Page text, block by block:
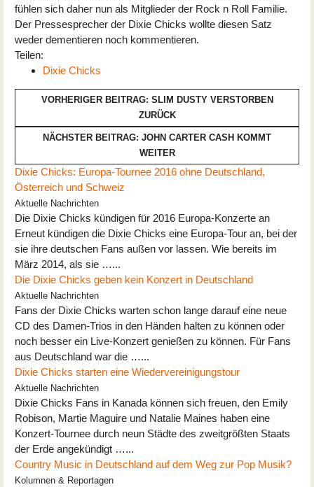
fühlen sich daher nun als Mitglieder der Rock n Roll Familie.
Der Pressesprecher der Dixie Chicks wollte diesen Satz
weder dementieren noch kommentieren.
Teilen:
Dixie Chicks
VORHERIGER BEITRAG: SLIM DUSTY VERSTORBEN
ZURÜCK
NÄCHSTER BEITRAG: JOHN CARTER CASH KOMMT
WEITER
Dixie Chicks: Europa-Tournee 2016 ohne Deutschland,
Österreich und Schweiz
Aktuelle Nachrichten
Die Dixie Chicks kündigen für 2016 Europa-Konzerte an
Erneut kündigen die Dixie Chicks eine Europa-Tour an, bei der
sie ihre deutschen Fans außen vor lassen. Wie bereits im
März 2014, als sie …...
Die Dixie Chicks geben kein Konzert in Deutschland
Aktuelle Nachrichten
Fans der Dixie Chicks warten schon lange darauf eine neue
CD des Damen-Trios in den Händen halten zu können oder
noch besser ein Live-Konzert genießen zu können. Für Fans
aus Deutschland war die …...
Dixie Chicks starten eine Wiedervereinigungstour
Aktuelle Nachrichten
Dixie Chicks Fans in Kanada können sich freuen, den Emily
Robison, Martie Maguire und Natalie Maines haben eine
Konzert-Tournee durch neun Städte des zweitgrößten Staats
der Erde angekündigt …...
Country Music in Deutschland auf dem Weg zur Pop Musik?
Kolumnen & Reportagen